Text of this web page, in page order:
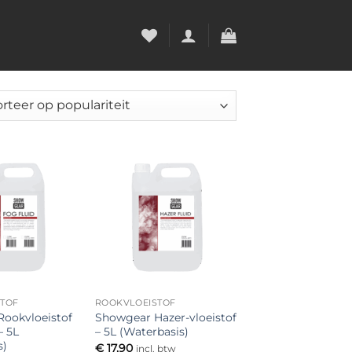
verlanglijst
5L
Toevoegen
verlanglijst
ROOKVLOEISTOF
Showgear Hazer-vloeistof
– 5L (Waterbasis)
€17,90 incl. btw